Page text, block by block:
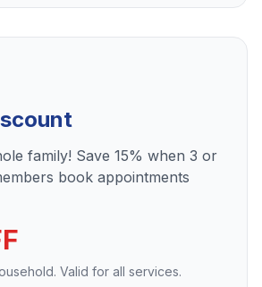
family! Save 15% when 3 or
book appointments
Valid for all services.